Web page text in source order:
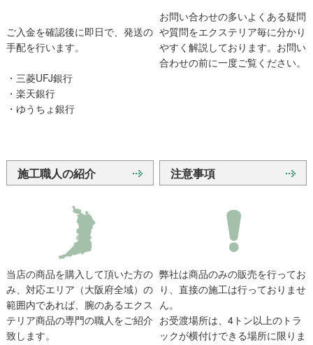
ご入金を確認後に即日で、発送の
手配を行います。
・三菱UFJ銀行
・楽天銀行
・ゆうちょ銀行
お問い合わせの多いよくある疑問
や質問をエクステリア毎に分かり
やすく解説しております。お問い
合わせの前に一度ご覧ください。
施工職人の紹介
当店の商品を購入して頂いた方の
み、対応エリア（大阪府全域）の
範囲内であれば、腕のあるエクス
テリア商品の専門の職人をご紹介
致します。
注意事項
弊社は商品のみの販売を行ってお
り、直接の施工は行っておりませ
ん。
お受渡場所は、4トン以上のトラ
ックが横付けできる場所に限りま